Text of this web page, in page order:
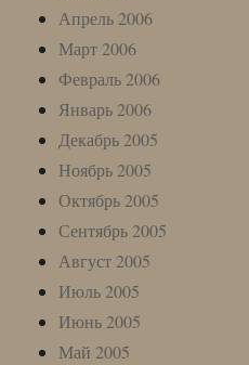
Апрель 2006
Март 2006
Февраль 2006
Январь 2006
Декабрь 2005
Ноябрь 2005
Октябрь 2005
Сентябрь 2005
Август 2005
Июль 2005
Июнь 2005
Май 2005